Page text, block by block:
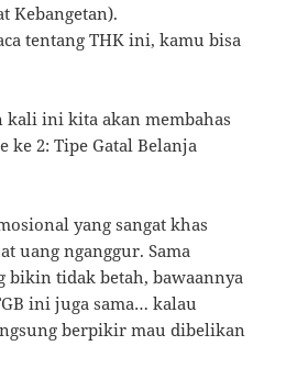
Kebangetan).
tentang THK ini, kamu bisa
ini kita akan membahas
ke 2: Tipe Gatal Belanja
yang sangat khas
uang nganggur. Sama
bikin tidak betah, bawaannya
ini juga sama… kalau
berpikir mau dibelikan